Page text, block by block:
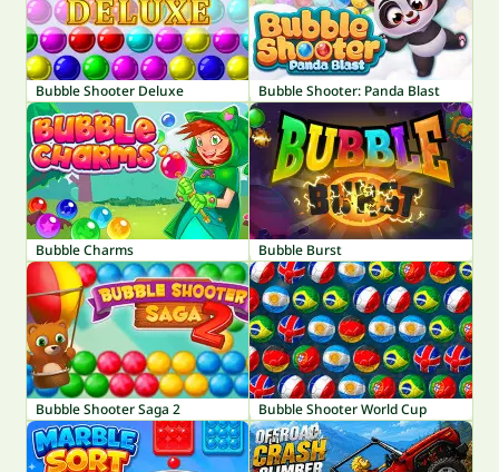
Bubble Shooter Deluxe Bubble Shooter: Panda Blast
Bubble Charms Bubble Burst
Bubble Shooter Saga 2 Bubble Shooter World Cup